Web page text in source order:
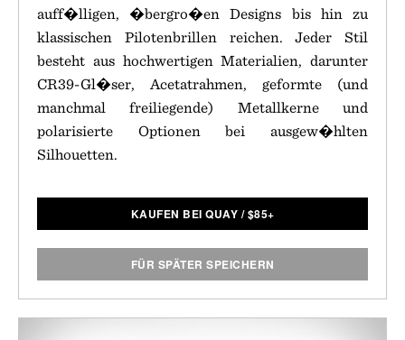
auff�lligen, �bergro�en Designs bis hin zu
klassischen Pilotenbrillen reichen. Jeder Stil
besteht aus hochwertigen Materialien, darunter
CR39-Gl�ser, Acetatrahmen, geformte (und
manchmal freiliegende) Metallkerne und
polarisierte Optionen bei ausgew�hlten
Silhouetten.
KAUFEN BEI QUAY /$85+
FÜR SPÄTER SPEICHERN